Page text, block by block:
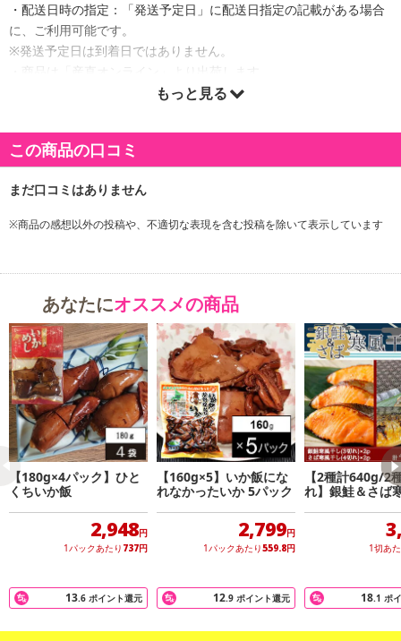
・配送日時の指定：「発送予定日」に配送日指定の記載がある場合
に、ご利用可能です。
※発送予定日は到着日ではありません。
・商品は「産直オンライン」より出荷します。
商品詳細
た。辛さの中にも旨みのある辛子明太子に仕上げました。
もっと見る
この商品の口コミ
※商品の感想以外の投稿や、不適切な表現を含む投稿を除いて表示しています
あなたにオススメの商品
【180g×4パック】ひと
くちいか飯
2,948円
1パックあたり 737円
13.6 ポイント還元
【160g×5】いか飯にな
れなかったいか 5パック
2,799円
1パックあたり559.8円
12.9 ポイント還元
【2種計640g/2
れ】銀鮭＆さば
1切あ
18.1 ポ